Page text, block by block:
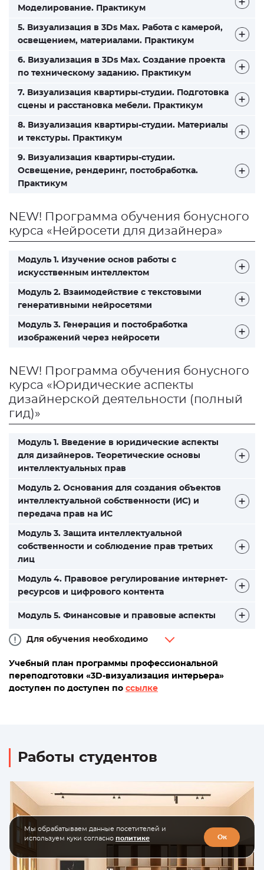
Моделирование. Практикум
5. Визуализация в 3Ds Max. Работа с камерой,
освещением, материалами. Практикум
6. Визуализация в 3Ds Max. Создание проекта
по техническому заданию. Практикум
7. Визуализация квартиры-студии. Подготовка
сцены и расстановка мебели. Практикум
8. Визуализация квартиры-студии. Материалы
и текстуры. Практикум
9. Визуализация квартиры-студии.
Освещение, рендеринг, постобработка.
Практикум
NEW! Программа обучения бонусного
курса «Нейросети для дизайнера»
Модуль 1. Изучение основ работы с
искусственным интеллектом
Модуль 2. Взаимодействие с текстовыми
генеративными нейросетями
Модуль 3. Генерация и постобработка
изображений через нейросети
NEW! Программа обучения бонусного
курса «Юридические аспекты
дизайнерской деятельности (полный
гид)»
Модуль 1. Введение в юридические аспекты
для дизайнеров. Теоретические основы
интеллектуальных прав
Модуль 2. Основания для создания объектов
интеллектуальной собственности (ИС) и
передача прав на ИС
Модуль 3. Защита интеллектуальной
собственности и соблюдение прав третьих
лиц
Модуль 4. Правовое регулирование интернет-
ресурсов и цифрового контента
Модуль 5. Финансовые и правовые аспекты
Для обучения необходимо
Учебный план программы профессиональной
переподготовки «3D-визуализация интерьера»
доступен по доступен по ссылке
Работы студентов
Мы обрабатываем данные посетителей и
используем куки согласно политике Ок